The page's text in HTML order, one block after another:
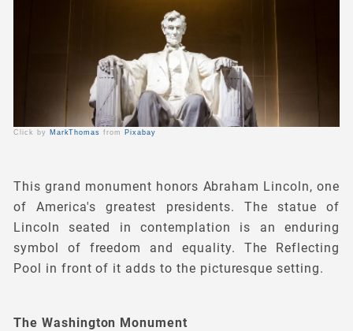
Click by MarkThomas from Pixabay
This grand monument honors Abraham Lincoln, one
of America's greatest presidents. The statue of
Lincoln seated in contemplation is an enduring
symbol of freedom and equality. The Reflecting
Pool in front of it adds to the picturesque setting.
The Washington Monument